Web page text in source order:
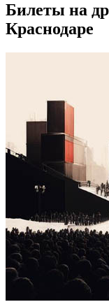
Билеты на
Краснодаре